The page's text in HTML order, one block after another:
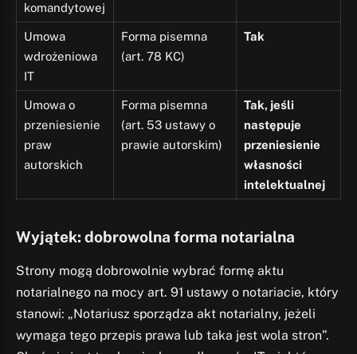
komandytowej
Umowa
wdrożeniowa
IT
Forma pisemna
(art. 78 KC)
Tak
Umowa o
przeniesienie
praw
autorskich
Forma pisemna
(art. 53 ustawy o
prawie autorskim)
Tak, jeśli
następuje
przeniesienie
własności
intelektualnej
Wyjątek: dobrowolna forma notarialna
Strony mogą dobrowolnie wybrać formę aktu
notarialnego na mocy art. 91 ustawy o notariacie, który
stanowi: „Notariusz sporządza akt notarialny, jeżeli
wymaga tego przepis prawa lub taka jest wola stron”.